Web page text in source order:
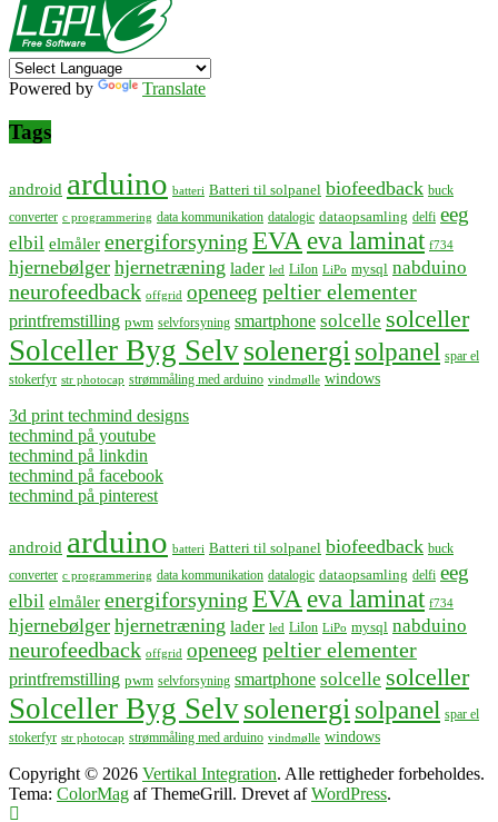
Powered by Translate
Tags
android arduino batteri Batteri til solpanel biofeedback buck
converter c programmering data kommunikation datalogic dataopsamling delfi eeg
elbil elmåler energiforsyning EVA eva laminat f734
hjernebølger hjernetræning lader led LiIon LiPo mysql nabduino
neurofeedback offgrid openeeg peltier elementer
printfremstilling pwm selvforsyning smartphone solcelle solceller
Solceller Byg Selvsolenergisolpanel spar el
stokerfyr str photocap strømmåling med arduino vindmølle windows
3d print techmind designs
techmind på youtube
techmind på linkdin
techmind på facebook
techmind på pinterest
android arduino batteri Batteri til solpanel biofeedback buck
converter c programmering data kommunikation datalogic dataopsamling delfi eeg
elbil elmåler energiforsyning EVA eva laminat f734
hjernebølger hjernetræning lader led LiIon LiPo mysql nabduino
neurofeedback offgrid openeeg peltier elementer
printfremstilling pwm selvforsyning smartphone solcelle solceller
Solceller Byg Selvsolenergisolpanel spar el
stokerfyr str photocap strømmåling med arduino vindmølle windows
Copyright © 2026 Vertikal Integration. Alle rettigheder forbeholdes.
Tema: ColorMag af ThemeGrill. Drevet afWordPress.